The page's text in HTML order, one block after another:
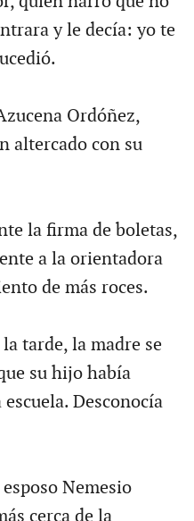
y le decía: yo te
Ordóñez,
altercado con su
la firma de boletas,
a la orientadora
de más roces.
tarde, la madre se
su hijo había
Desconocía
Nemesio
cerca de la